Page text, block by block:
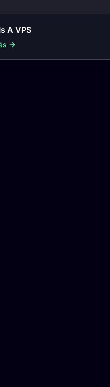
A VPS